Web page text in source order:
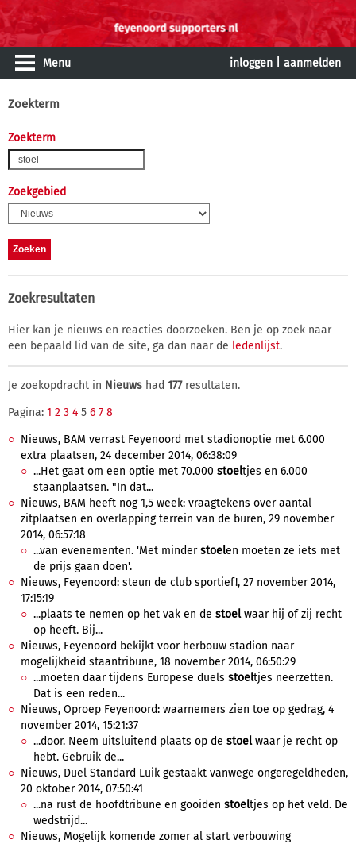
Menu inloggen aanmelden
Zoekterm
Zoekterm
Zoekgebied
Zoekresultaten
Hier kan je nieuws en reacties doorzoeken. Ben je op zoek naar
een bepaald lid van de site, ga dan naar de ledenlijst.
Je zoekopdracht in Nieuws had 177resultaten.
Pagina: 1 2 3 4 5 6 7 8
Nieuws, BAM verrast Feyenoord met stadionoptie met 6.000
extra plaatsen, 24 december 2014, 06:38:09
...Het gaat om een optie met 70.000 stoeltjes en 6.000
staanplaatsen. "In dat...
Nieuws, BAM heeft nog 1,5 week: vraagtekens over aantal
zitplaatsen en overlapping terrein van de buren, 29 november
2014, 06:57:18
...van evenementen. 'Met minderstoelen moeten ze iets met
de prijs gaan doen'.
Nieuws, Feyenoord: steun de club sportief!, 27 november 2014,
17:15:19
...plaats te nemen op het vak en de stoelwaar hij of zij recht
op heeft. Bij...
Nieuws, Feyenoord bekijkt voor herbouw stadion naar
mogelijkheid staantribune, 18 november 2014, 06:50:29
...moeten daar tijdens Europese duels stoeltjes neerzetten.
Dat is een reden...
Nieuws, Oproep Feyenoord: waarnemers zien toe op gedrag, 4
november 2014, 15:21:37
...door. Neem uitsluitend plaats op de stoelwaar je recht op
hebt. Gebruik de...
Nieuws, Duel Standard Luik gestaakt vanwege ongeregeldheden,
20 oktober 2014, 07:50:41
...na rust de hoofdtribune en gooiden stoeltjes op het veld. De
wedstrijd...
Nieuws, Mogelijk komende zomer al start verbouwing